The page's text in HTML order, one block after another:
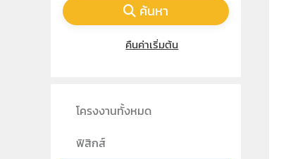
ค้นหา
คืนค่าเริ่มต้น
โครงงานทั้งหมด
ฟิสิกส์